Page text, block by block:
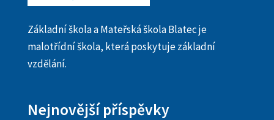
Základní škola a Mateřská škola Blatec je
malotřídní škola, která poskytuje základní
vzdělání.
Nejnovější příspěvky